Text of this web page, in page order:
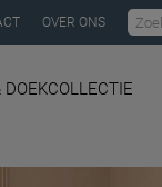
OVER ONS